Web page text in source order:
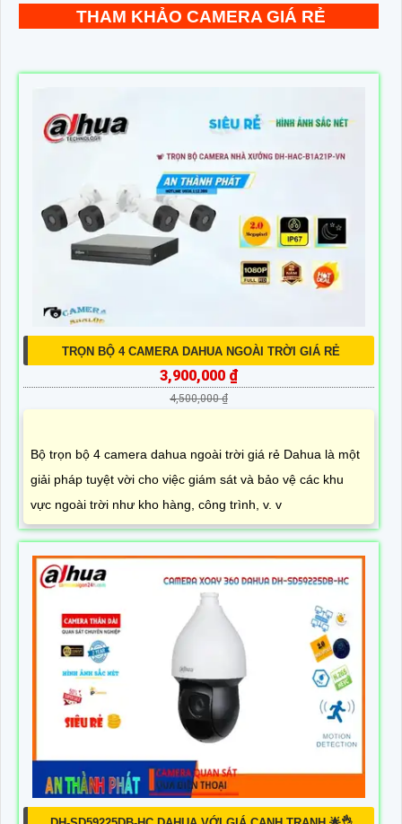
THAM KHẢO CAMERA GIÁ RẺ
TRỌN BỘ 4 CAMERA DAHUA NGOÀI TRỜI GIÁ RẺ
3,900,000 ₫
4,500,000 ₫
Bộ trọn bộ 4 camera dahua ngoài trời giá rẻ Dahua là một
giải pháp tuyệt vời cho việc giám sát và bảo vệ các khu
vực ngoài trời như kho hàng, công trình, v. v